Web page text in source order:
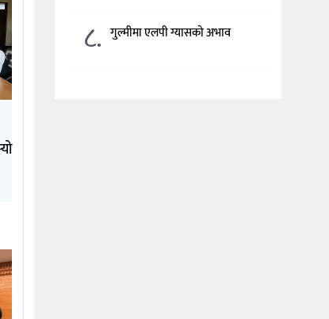
८. गुल्मीमा एलपी ग्यासको अभाव